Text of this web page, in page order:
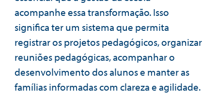
acompanhe essa transformação. Isso
significa ter um sistema que permita
registrar os projetos pedagógicos, organizar
reuniões pedagógicas, acompanhar o
desenvolvimento dos alunos e manter as
famílias informadas com clareza e agilidade.